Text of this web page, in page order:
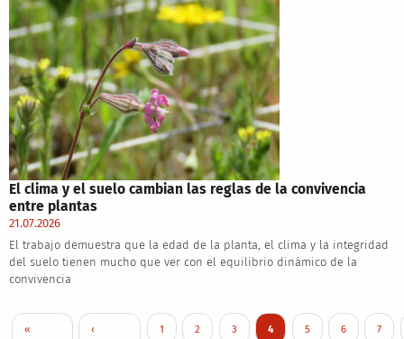
El clima y el suelo cambian las reglas de la convivencia
entre plantas
21.07.2026
El trabajo demuestra que la edad de la planta, el clima y la integridad
del suelo tienen mucho que ver con el equilibrio dinámico de la
convivencia
Paginación
Primera página
«
Página anterior
‹
Page
1 Page
2 Page
3 Página actual
4 Page
5 Page
6 Page
7